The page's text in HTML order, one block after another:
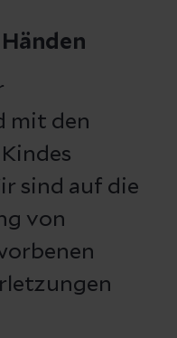
Händen
mit den
sind auf die
von